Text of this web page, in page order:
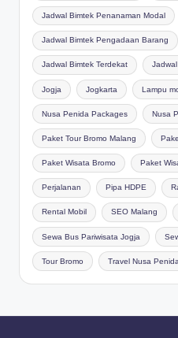
Jadwal Bimtek Penanaman Modal
Jadwal Bimtek Pengadaan Barang
Jadwal Bimtek Terdekat
Jogja Jogkarta Lampu
Nusa Penida Packages Nusa
Paket Tour Bromo Malang
Paket Wisata Bromo Paket
Perjalanan Pipa HDPE
Rental Mobil SEO Malang
Sewa Bus Pariwisata Jogja
Tour Bromo Travel Nusa Penida